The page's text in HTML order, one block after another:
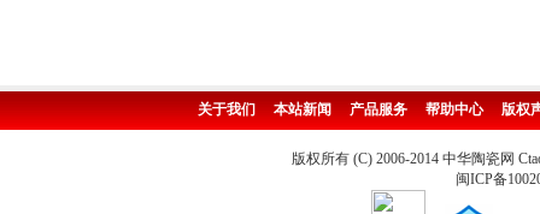
关于我们 本站新闻 产品服务 帮助中心 版权
版权所有 (C) 2006-2014 中华陶瓷网
闽ICP备